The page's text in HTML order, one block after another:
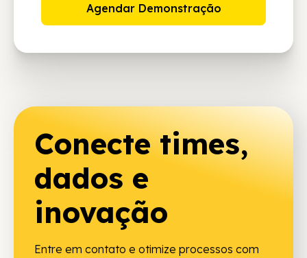
Conecte times,
dados e
inovação
Entre em contato e otimize processos com